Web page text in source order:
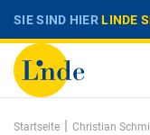
SIE SIND HIERLINDE
Startseite | Christian